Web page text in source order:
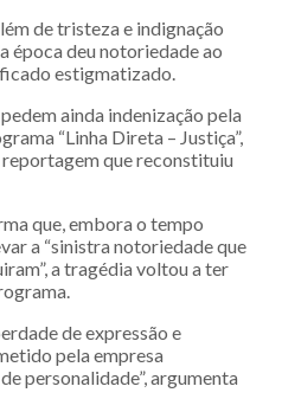
de tristeza e indignação
época deu notoriedade ao
estigmatizado.
ainda indenização pela
“Linha Direta – Justiça”,
que reconstituiu
que, embora o tempo
a “sinistra notoriedade que
a tragédia voltou a ter
de expressão e
pela empresa
personalidade”, argumenta